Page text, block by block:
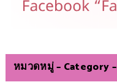
หมวดหมู่ – Category –